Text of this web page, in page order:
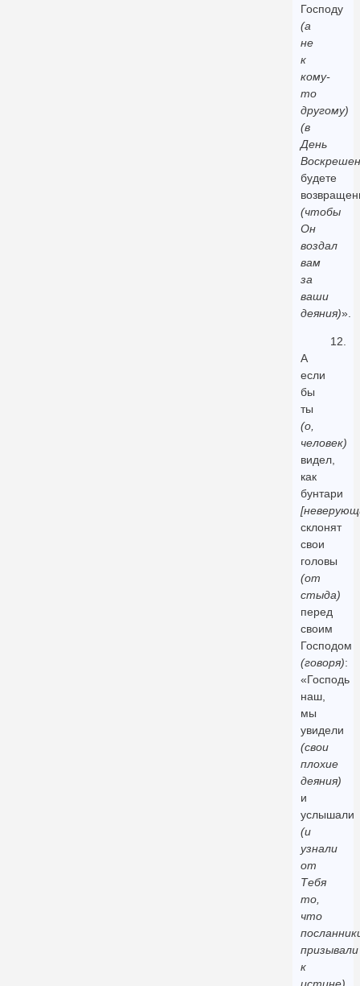
Господу
(а
не
к
кому-
то
другому)
(в
День
будете
(чтобы
Он
воздал
вам
за
ваши
деяния)».
12.
А
если
бы
ты
(о,
человек)
видел,
как
бунтари
склонят
свои
головы
(от
стыда)
перед
своим
Господом
(говоря):
«Господь
наш,
мы
увидели
(свои
плохие
деяния)
и
услышали
(и
узнали
от
Тебя
то,
что
призывали
к